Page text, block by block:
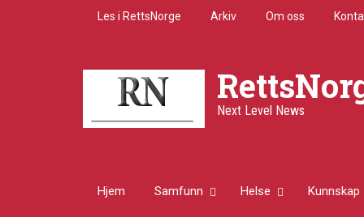
Les i RettsNorge Arkiv Om oss
Next Level News
Hjem Samfunn Helse Kunnskap